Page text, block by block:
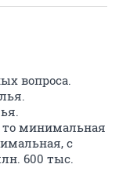
вопроса.
то минимальная
с
600 тыс.